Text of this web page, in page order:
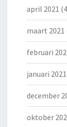
april 2021
maart 2021
februari
januari 2021
december
oktober